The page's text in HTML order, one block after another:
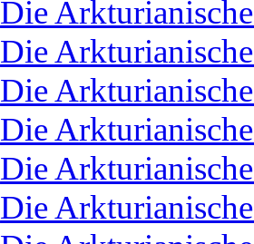
Die
Die
Die
Die
Die
Die